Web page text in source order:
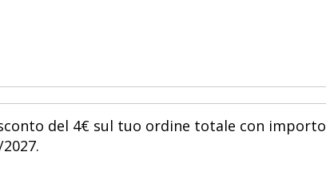
del 4€ sul tuo ordine totale con importo